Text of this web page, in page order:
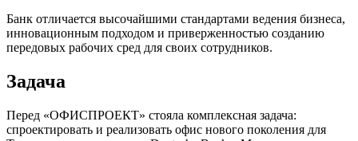
Банк отличается высочайшими стандартами ведения бизнеса,
инновационным подходом и приверженностью созданию
передовых рабочих сред для своих сотрудников.
Задача
Перед «ОФИСПРОЕКТ» стояла комплексная задача:
спроектировать и реализовать офис нового поколения для